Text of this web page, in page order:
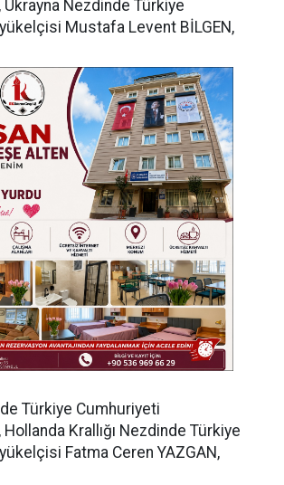
Nezdinde Türkiye
Mustafa Levent BİLGEN,
Türkiye Cumhuriyeti
Krallığı Nezdinde Türkiye
Fatma Ceren YAZGAN,